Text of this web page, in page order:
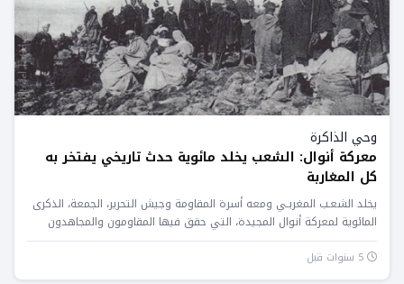
وحي الذاكرة
معركة أنوال: الشعب يخلد مائوية حدث تاريخي يفتخر به
كل المغاربة
يخلد الشعـب المغربـي ومعه أسرة المقاومة وجيش التحرير، الجمعة، الذكرى
المائوية لمعركة أنوال المجيدة، التي حقق فيها المقاومون والمجاهدون
المغاربة...